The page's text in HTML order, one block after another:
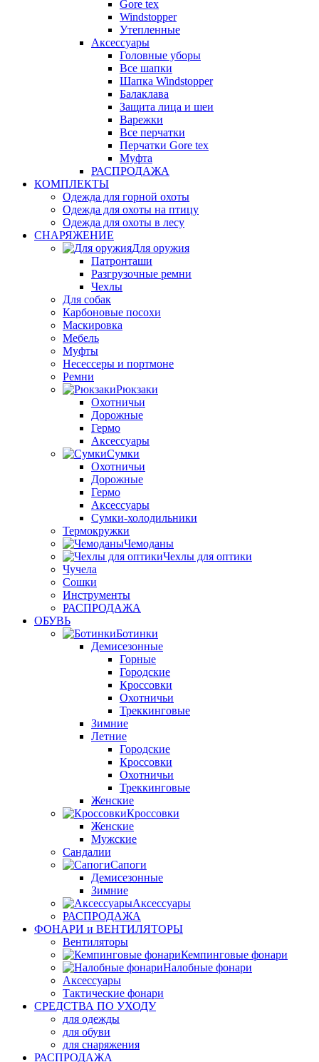
Gore tex
Windstopper
Утепленные
Аксессуары
Головные уборы
Все шапки
Шапка Windstopper
Балаклава
Защита лица и шеи
Варежки
Все перчатки
Перчатки Gore tex
Муфта
РАСПРОДАЖА
КОМПЛЕКТЫ
Одежда для горной охоты
Одежда для охоты на птицу
Одежда для охоты в лесу
СНАРЯЖЕНИЕ
Для оружия
Патронташи
Разгрузочные ремни
Чехлы
Для собак
Карбоновые посохи
Маскировка
Мебель
Муфты
Несессеры и портмоне
Ремни
Рюкзаки
Охотничьи
Дорожные
Гермо
Аксессуары
Сумки
Охотничьи
Дорожные
Гермо
Аксессуары
Сумки-холодильники
Термокружки
Чемоданы
Чехлы для оптики
Чучела
Сошки
Инструменты
РАСПРОДАЖА
ОБУВЬ
Ботинки
Демисезонные
Горные
Городские
Кроссовки
Охотничьи
Треккинговые
Зимние
Летние
Городские
Кроссовки
Охотничьи
Треккинговые
Женские
Кроссовки
Женские
Мужские
Сандалии
Сапоги
Демисезонные
Зимние
Аксессуары
РАСПРОДАЖА
ФОНАРИ и ВЕНТИЛЯТОРЫ
Вентиляторы
Кемпинговые фонари
Налобные фонари
Аксессуары
Тактические фонари
СРЕДСТВА ПО УХОДУ
для одежды
для обуви
для снаряжения
РАСПРОДАЖА